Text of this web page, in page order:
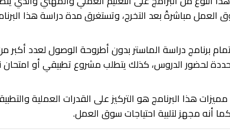
مباشرةً بعد التخرج، وتستغرق مدة دراسة هذا
برنامج دراسة الماستر بدون أطروحة الوصول لعدد
لحضور الدروس، كذلك يتطلب مشروع تطبيقي أو امتحان
هذا البرنامج هو التركيز على القدرات العملية
أنه مجهز لتلبية احتياجات سوق العمل.